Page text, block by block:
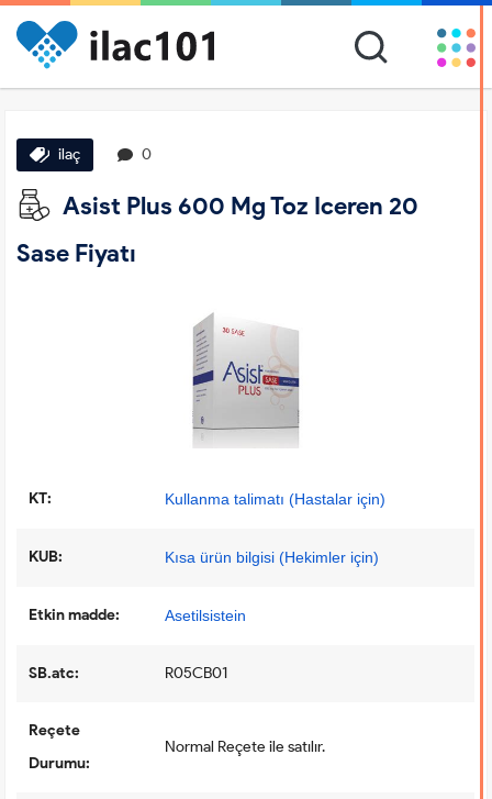
ilaç 0
Asist Plus 600 Mg Toz Iceren 20
Sase Fiyatı
KT: Kullanma talimatı (Hastalar için)
KUB: Kısa ürün bilgisi (Hekimler için)
Etkin madde: Asetilsistein
SB.atc: R05CB01
Reçete
Durumu:
Normal Reçete ile satılır.